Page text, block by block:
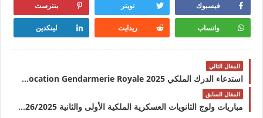
فيسبوك تويتر بنترست
واتساب ريدايت لينكدين
المقال التالي
استدعاء الدرك الملكي 2025 Convocation Gendarmerie Royale
المقال السابق
مباريات ولوج الثانويات العسكرية الملكية الأولى والثانية 2026/2025